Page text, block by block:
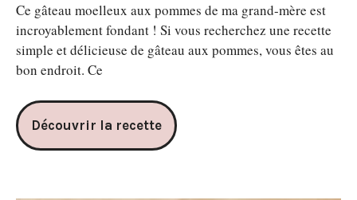
Ce gâteau moelleux aux pommes de ma grand-mère est
incroyablement fondant ! Si vous recherchez une recette
simple et délicieuse de gâteau aux pommes, vous êtes au
bon endroit. Ce
Découvrir la recette